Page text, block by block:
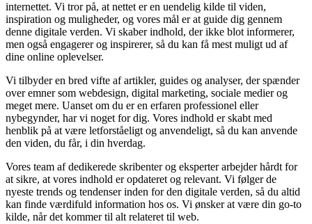
internettet. Vi tror på, at nettet er en uendelig kilde til viden,
inspiration og muligheder, og vores mål er at guide dig gennem
denne digitale verden. Vi skaber indhold, der ikke blot informerer,
men også engagerer og inspirerer, så du kan få mest muligt ud af
dine online oplevelser.
Vi tilbyder en bred vifte af artikler, guides og analyser, der spænder
over emner som webdesign, digital marketing, sociale medier og
meget mere. Uanset om du er en erfaren professionel eller
nybegynder, har vi noget for dig. Vores indhold er skabt med
henblik på at være letforståeligt og anvendeligt, så du kan anvende
den viden, du får, i din hverdag.
Vores team af dedikerede skribenter og eksperter arbejder hårdt for
at sikre, at vores indhold er opdateret og relevant. Vi følger de
nyeste trends og tendenser inden for den digitale verden, så du altid
kan finde værdifuld information hos os. Vi ønsker at være din go-to
kilde, når det kommer til alt relateret til web.